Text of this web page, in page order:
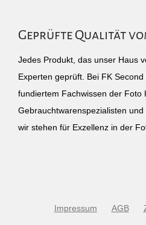
Geprüfte Qualität
Jedes Produkt, das unser Haus
Experten geprüft. Bei FK
fundiertem Fachwissen der Foto
Gebrauchtwarenspezialisten
wir stehen für Exzellenz in der
Impressum AGB